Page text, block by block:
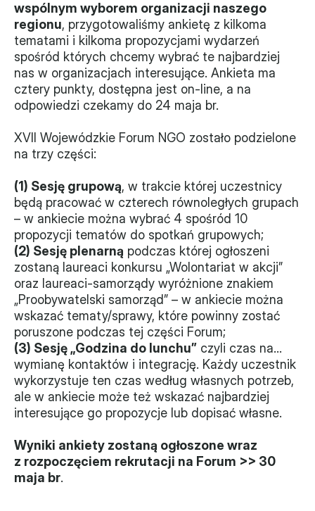
Projekty
XVII forum NGO
Projekt z powiatem
Przystąp
Członkostwo
Monitorujemy
Działania z ostatnich lat
Sprawy
Forum Dobrego Prawa
Certyfikujemy
Certyfikat
Edycja 2024
Laureaci
wspólnym wyborem organizacji naszego
regionu, przygotowaliśmy ankietę z kilkoma
tematami i kilkoma propozycjami wydarzeń
spośród których chcemy wybrać te najbardziej
nas w organizacjach interesujące. Ankieta ma
cztery punkty, dostępna jest on-line, a na
odpowiedzi czekamy do 24 maja br.
XVII Wojewódzkie Forum NGO zostało podzielone
na trzy części:
(1) Sesję grupową, w trakcie której uczestnicy
będą pracować w czterech równoległych grupach
– w ankiecie można wybrać 4 spośród 10
propozycji tematów do spotkań grupowych;
(2) Sesję plenarną podczas której ogłoszeni
zostaną laureaci konkursu „Wolontariat w akcji”
oraz laureaci-samorządy wyróżnione znakiem
„Proobywatelski samorząd” – w ankiecie można
wskazać tematy/sprawy, które powinny zostać
poruszone podczas tej części Forum;
(3) Sesję „Godzina do lunchu” czyli czas na…
wymianę kontaktów i integrację. Każdy uczestnik
wykorzystuje ten czas według własnych potrzeb,
ale w ankiecie może też wskazać najbardziej
interesujące go propozycje lub dopisać własne.
Wyniki ankiety zostaną ogłoszone wraz
z rozpoczęciem rekrutacji na Forum >> 30
maja br.